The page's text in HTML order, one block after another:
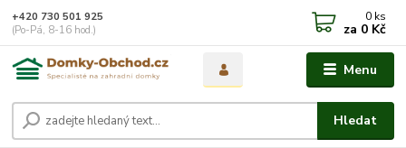
Menu
Hledat
+420 730 501 925
(Po-Pá, 8-16 hod.)
0 ks
za 0 Kč